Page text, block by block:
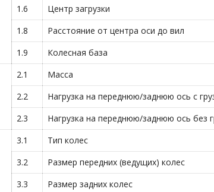
1.6
Центр загрузки
1.8
Расстояние от центра оси до вил
1.9
Колесная база
2.1 Масса
2.2
Нагрузка на переднюю/заднюю ось с
2.3
Нагрузка на переднюю/заднюю ось без
3.1 Тип колес
3.2
Размер передних (ведущих) колес
3.3
Размер задних колес